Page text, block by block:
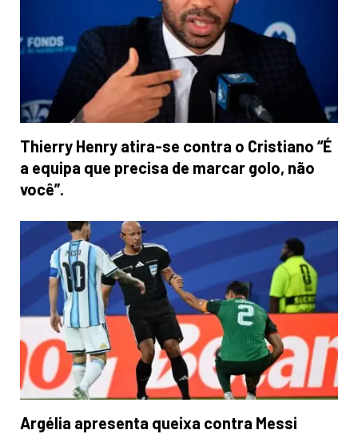
Thierry Henry atira-se contra o Cristiano “É
a equipa que precisa de marcar golo, não
você”.
Argélia apresenta queixa contra Messi